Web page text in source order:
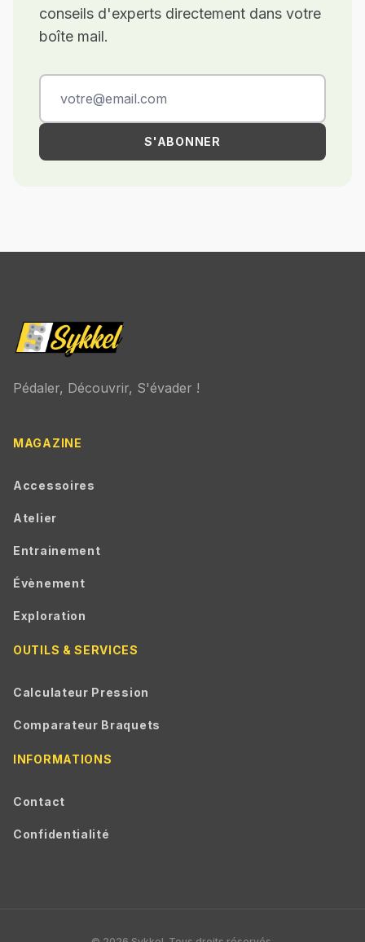
conseils d'experts directement dans votre
boîte mail.
S'ABONNER
Pédaler, Découvrir, S'évader !
MAGAZINE
Accessoires
Atelier
Entrainement
Évènement
Exploration
OUTILS & SERVICES
Calculateur Pression
Comparateur Braquets
INFORMATIONS
Contact
Confidentialité